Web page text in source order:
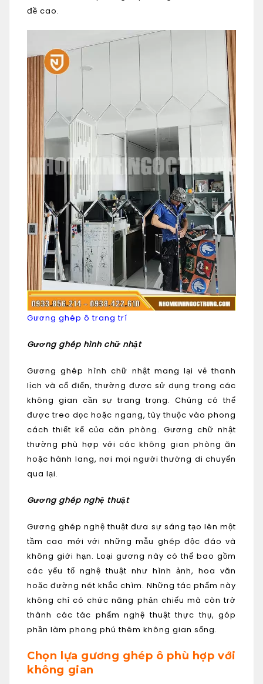
đề cao.
Gương ghép ô trang trí
Gương ghép hình chữ nhật
Gương ghép hình chữ nhật mang lại vẻ thanh
lịch và cổ điển, thường được sử dụng trong các
không gian cần sự trang trọng. Chúng có thể
được treo dọc hoặc ngang, tùy thuộc vào phong
cách thiết kế của căn phòng. Gương chữ nhật
thường phù hợp với các không gian phòng ăn
hoặc hành lang, nơi mọi người thường di chuyển
qua lại.
Gương ghép nghệ thuật
Gương ghép nghệ thuật đưa sự sáng tạo lên một
tầm cao mới với những mẫu ghép độc đáo và
không giới hạn. Loại gương này có thể bao gồm
các yếu tố nghệ thuật như hình ảnh, hoa văn
hoặc đường nét khắc chìm. Những tác phẩm này
không chỉ có chức năng phản chiếu mà còn trở
thành các tác phẩm nghệ thuật thực thụ, góp
phần làm phong phú thêm không gian sống.
Chọn lựa gương ghép ô phù hợp với
không gian